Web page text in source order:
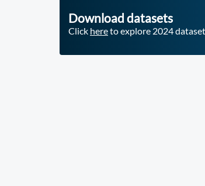
Download datasets
Click hereto explore 2024